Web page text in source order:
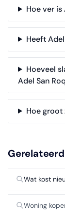
Hoe ver is
Heeft
Hoeveel
Adel San
Hoe groot
Wat kost
Woning